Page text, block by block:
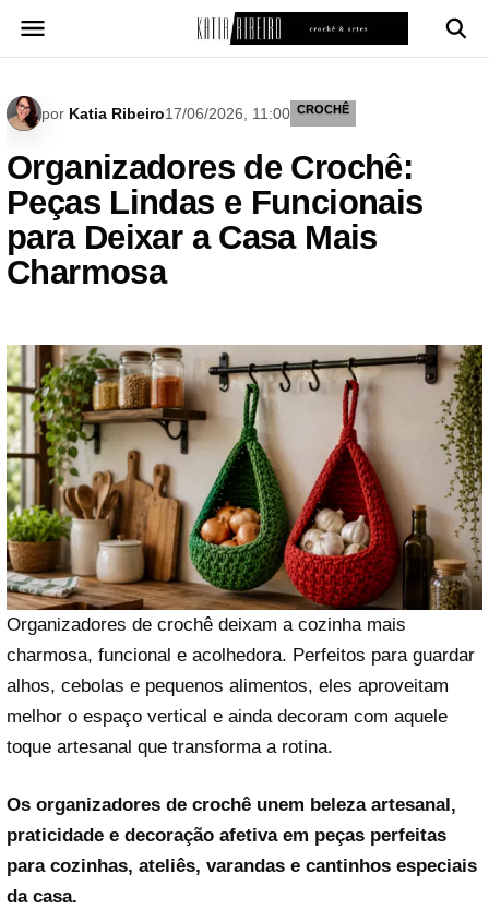
para
por Katia Ribeiro17/06/2026, 11:00 CROCHÊ
Organizadores de Crochê:
Peças Lindas e Funcionais
para Deixar a Casa Mais
Charmosa
Organizadores de crochê deixam a cozinha mais
charmosa, funcional e acolhedora. Perfeitos para guardar
alhos, cebolas e pequenos alimentos, eles aproveitam
melhor o espaço vertical e ainda decoram com aquele
toque artesanal que transforma a rotina.
Os organizadores de crochê unem beleza artesanal,
praticidade e decoração afetiva em peças perfeitas
para cozinhas, ateliês, varandas e cantinhos especiais
da casa.